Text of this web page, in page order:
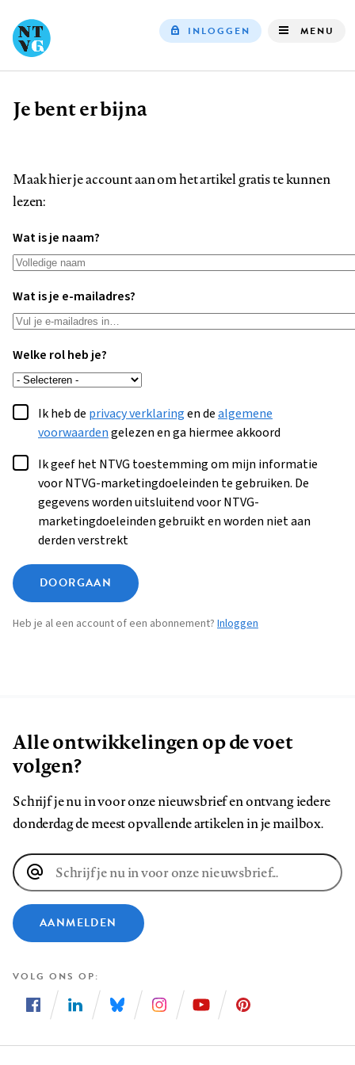
INLOGGEN MENU
Kruimelpad
Je bent er bijna
Maak hier je account aan om het artikel gratis te kunnen
lezen:
Wat is je naam?
Wat is je e-mailadres?
Welke rol heb je?
Ik heb de privacy verklaringen dealgemene
voorwaardengelezen en ga hiermee akkoord
Ik geef het NTVG toestemming om mijn informatie
voor NTVG-marketingdoeleinden te gebruiken. De
gegevens worden uitsluitend voor NTVG-
marketingdoeleinden gebruikt en worden niet aan
derden verstrekt
DOORGAAN
Heb je al een account of een abonnement? Inloggen
Alle ontwikkelingen op de voet
volgen?
Schrijf je nu in voor onze nieuwsbrief en ontvang iedere
donderdag de meest opvallende artikelen in je mailbox.
E-
mailadres
AANMELDEN
VOLG ONS OP
ons
ons
ons
ons
ons
ons